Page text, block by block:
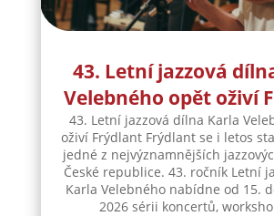
43. Letní jazzová
Velebného opět oživí
43. Letní jazzová dílna Karla
oživí Frýdlant Frýdlant se i letos
jedné z nejvýznamnějších
České republice. 43. ročník Letní
Karla Velebného nabídne od 15.
2026 sérii koncertů,